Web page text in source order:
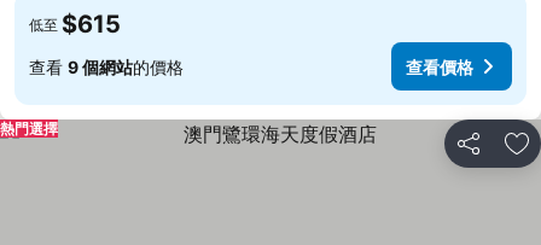
低至 $615
查看 9 個網站的價格 查看價格
分享 放
熱門選擇